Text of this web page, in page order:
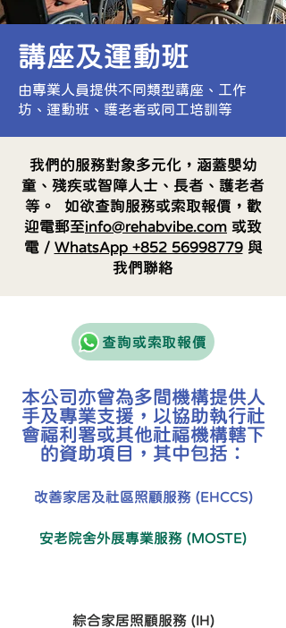
講座及運動班
由專業人員提供不同類型講座、工作
坊、運動班、護老者或同工培訓等
我們的服務對象多元化，涵蓋嬰幼
童、殘疾或智障人士、長者、護老者
等。 如欲查詢服務或索取報價，歡
迎電郵至info@rehabvibe.com 或致
電 / WhatsApp +852 56998779與
我們聯絡
查詢或索取報價
本公司亦曾為多間機構提供人
手及專業支援，以協助執行社
會福利署或其他社福機構轄下
的資助項目，其中包括：
改善家居及社區照顧服務 (EHCCS)
安老院舍外展專業服務 (MOSTE)
綜合家居照顧服務 (IH)